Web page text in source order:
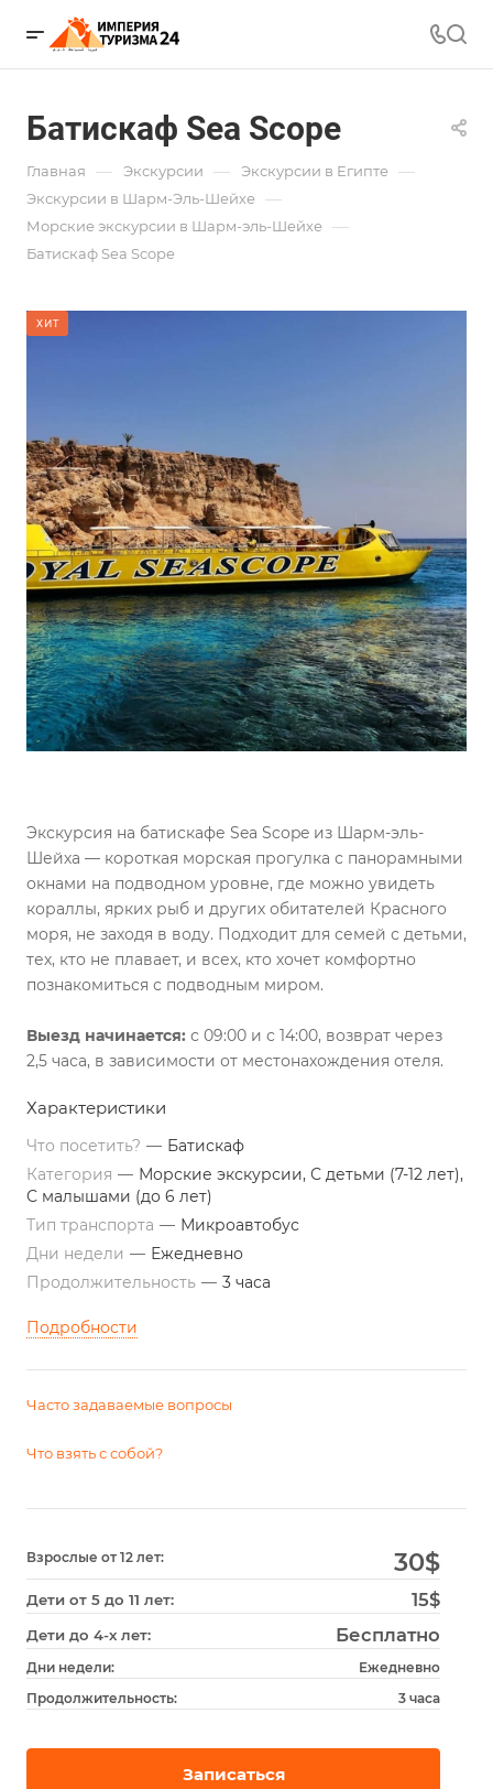
Батискаф Sea Scope
Главная — Экскурсии — Экскурсии в Египте —
Экскурсии в Шарм-Эль-Шейхе —
Морские экскурсии в Шарм-эль-Шейхе —
Батискаф Sea Scope
ХИТ
Экскурсия на батискафе Sea Scope из Шарм-эль-
Шейха — короткая морская прогулка с панорамными
окнами на подводном уровне, где можно увидеть
кораллы, ярких рыб и других обитателей Красного
моря, не заходя в воду. Подходит для семей с детьми,
тех, кто не плавает, и всех, кто хочет комфортно
познакомиться с подводным миром.
Выезд начинается: с 09:00 и с 14:00, возврат через
2,5 часа, в зависимости от местонахождения отеля.
Характеристики
Что посетить? — Батискаф
Категория — Морские экскурсии, С детьми (7-12 лет),
С малышами (до 6 лет)
Тип транспорта — Микроавтобус
Дни недели — Ежедневно
Продолжительность — 3 часа
Подробности
Часто задаваемые вопросы
Что взять с собой?
Взрослые от 12 лет: 30$
Дети от 5 до 11 лет: 15$
Дети до 4-х лет: Бесплатно
Дни недели:
Ежедневно
Продолжительность:
3 часа
Записаться